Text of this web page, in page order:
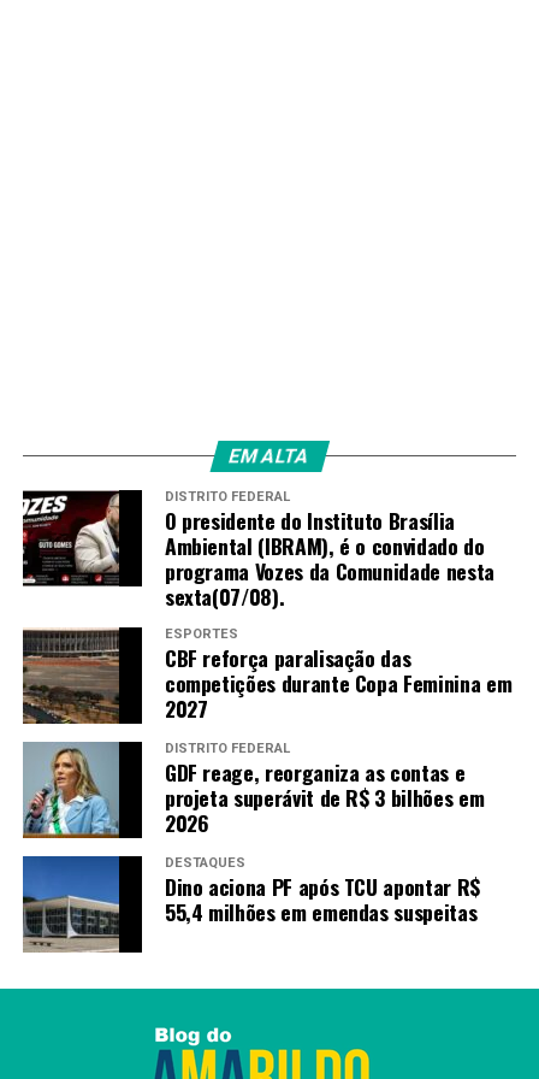
EM ALTA
DISTRITO FEDERAL
O presidente do Instituto Brasília
Ambiental (IBRAM), é o convidado do
programa Vozes da Comunidade nesta
sexta(07/08).
ESPORTES
CBF reforça paralisação das
competições durante Copa Feminina em
2027
DISTRITO FEDERAL
GDF reage, reorganiza as contas e
projeta superávit de R$ 3 bilhões em
2026
DESTAQUES
Dino aciona PF após TCU apontar R$
55,4 milhões em emendas suspeitas